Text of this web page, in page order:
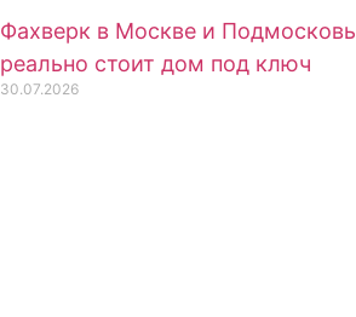
Фахверк в Москве и
реально стоит дом под ключ
30.07.2026